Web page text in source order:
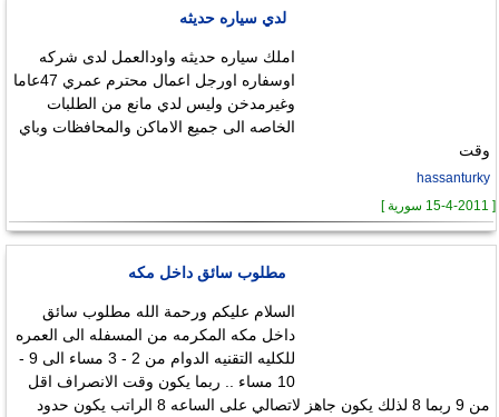
لدي سياره حديثه
املك سياره حديثه واودالعمل لدى شركه
اوسفاره اورجل اعمال محترم عمري 47عاما
وغيرمدخن وليس لدي مانع من الطلبات
الخاصه الى جميع الاماكن والمحافظات وباي
وقت
hassanturky
[ 15-4-2011 سورية ]
مطلوب سائق داخل مكه
السلام عليكم ورحمة الله مطلوب سائق
داخل مكه المكرمه من المسفله الى العمره
للكليه التقنيه الدوام من 2 - 3 مساء الى 9 -
10 مساء .. ربما يكون وقت الانصراف اقل
من 9 ربما 8 لذلك يكون جاهز لاتصالي على الساعه 8 الراتب يكون حدود